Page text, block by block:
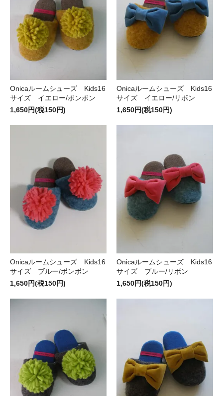
Onicaルームシューズ Kids16
サイズ イエロー/ボンボン
1,650円(税150円)
Onicaルームシューズ Kids16
サイズ イエロー/リボン
1,650円(税150円)
Onicaルームシューズ Kids16
サイズ ブルー/ボンボン
1,650円(税150円)
Onicaルームシューズ Kids16
サイズ ブルー/リボン
1,650円(税150円)